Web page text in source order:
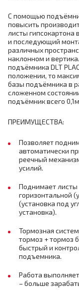
С помощью
повысить
листы гипсокартона
и последующий
различных
наклонном и
подъёмника DLT
положении, то
базы подъёмника в
сложенном
подъёмник всего
ПРЕИМУЩЕСТВА:
Позволяет
автоматически
реечный
усилий.
Поднимает листы
горизонтальной
(установка под
установка).
Тормозная
тормоз + тормоз
быстрый и
подъемника.
Работа
– больше